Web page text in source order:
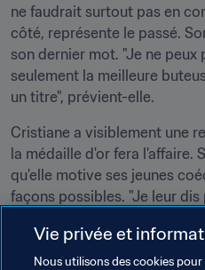
ne faudrait surtout pas en
côté, représente le passé.
son dernier mot. "Je ne
seulement la meilleure
un titre", prévient-elle.
Cristiane a visiblement une
la médaille d'or fera l'affaire.
qu'elle motive ses jeunes
façons possibles. "Je leur
aujourd'hui, nous aurions
lance-t-elle. "Nous avons
Vie privée et
Nous utilisons des cookies